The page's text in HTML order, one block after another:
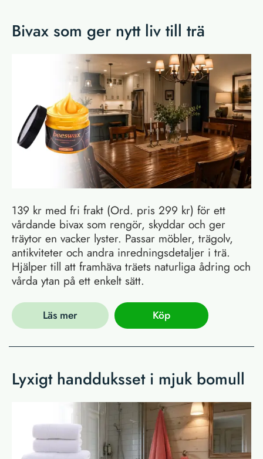
Bivax som ger nytt liv till trä
139 kr med fri frakt (Ord. pris 299 kr) för ett
vårdande bivax som rengör, skyddar och ger
träytor en vacker lyster. Passar möbler, trägolv,
antikviteter och andra inredningsdetaljer i trä.
Hjälper till att framhäva träets naturliga ådring och
vårda ytan på ett enkelt sätt.
Läs mer Köp
Lyxigt handduksset i mjuk bomull